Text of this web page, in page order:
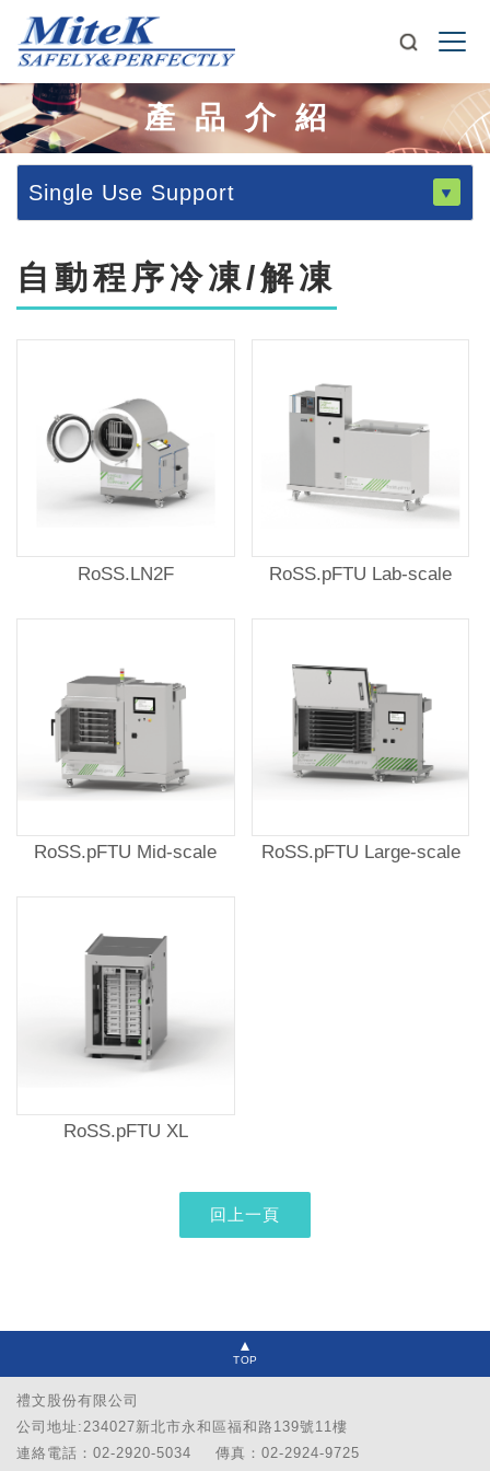
產品介紹
Single Use Support
自動程序冷凍/解凍
RoSS.LN2F RoSS.pFTU Lab-scale
RoSS.pFTU Mid-scale RoSS.pFTU Large-scale
RoSS.pFTU XL
TOP
禮文股份有限公司
公司地址:234027新北市永和區福和路139號11樓
連絡電話：02-2920-5034
傳真：02-2924-9725